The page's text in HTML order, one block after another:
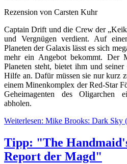
Rezension von Carsten Kuhr
Captain Drift und die Crew der
und Vergnügen verdient. Auf
Planeten der Galaxis lässt es sich
mehr ein Angebot bekommt. Der
Planeten steht, bietet ihm und
Hilfe an. Dafür müssen sie nur kurz
einem Minenkomplex der Red-Star
Geheimagenten des Oligarchen
abholen.
Weiterlesen: Mike Brooks: Dark Sky
Tipp: "The
Report der Magd"